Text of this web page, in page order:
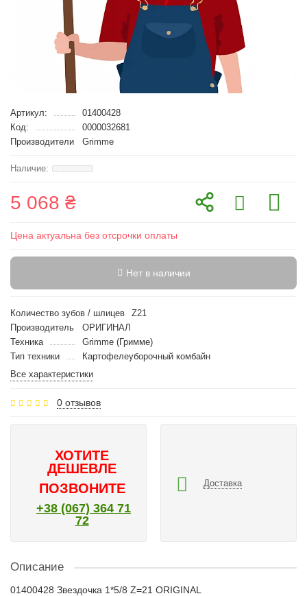
Артикул:
01400428
Код:
0000032681
Производители
Grimme
5 068 ₴
Цена актуальна без отсрочки оплаты
Нет в наличии
Количество зубов / шлицев
Z21
Производитель
ОРИГИНАЛ
Техника
Grimme (Гримме)
Тип техники
Картофелеуборочный комбайн
Все характеристики
0 отзывов
ХОТИТЕ
ДЕШЕВЛЕ
ПОЗВОНИТЕ
+38 (067) 364 71
72
Доставка
Описание
01400428 Звездочка 1*5/8 Z=21 ORIGINAL